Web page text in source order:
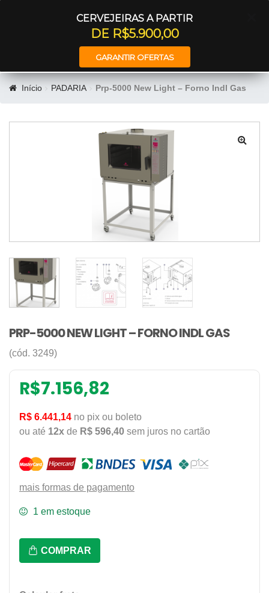
CERVEJEIRAS A PARTIR
DE R$5.900,00
GARANTIR OFERTAS
Início PADARIA Prp-5000 New Light – Forno Indl Gas
PRP-5000 NEW LIGHT – FORNO INDL GAS
(cód. 3249)
R$7.156,82
R$ 6.441,14 no pix ou boleto
ou até 12x de R$ 596,40 sem juros no cartão
mais formas de pagamento
1 em estoque
Prp-
5000
COMPRAR